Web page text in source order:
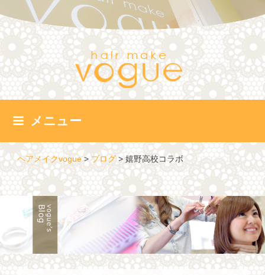
ン
テ
ツ
へ
ス
キ
メニュー
ヘアメイクvogue>ブログ>嬉野高校コラボ